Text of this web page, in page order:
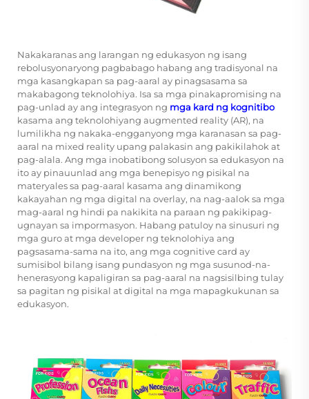
Nakakaranas ang larangan ng edukasyon ng isang
rebolusyonaryong pagbabago habang ang tradisyonal na
mga kasangkapan sa pag-aaral ay pinagsasama sa
makabagong teknolohiya. Isa sa mga pinakapromising na
pag-unlad ay ang integrasyon ng mga kard ng kognitibo
kasama ang teknolohiyang augmented reality (AR), na
lumilikha ng nakaka-engganyong mga karanasan sa pag-
aaral na mixed reality upang palakasin ang pakikilahok at
pag-alala. Ang mga inobatibong solusyon sa edukasyon na
ito ay pinauunlad ang mga benepisyo ng pisikal na
materyales sa pag-aaral kasama ang dinamikong
kakayahan ng mga digital na overlay, na nag-aalok sa mga
mag-aaral ng hindi pa nakikita na paraan ng pakikipag-
ugnayan sa impormasyon. Habang patuloy na sinusuri ng
mga guro at mga developer ng teknolohiya ang
pagsasama-sama na ito, ang mga cognitive card ay
sumisibol bilang isang pundasyon ng mga susunod-na-
henerasyong kapaligiran sa pag-aaral na nagsisilbing tulay
sa pagitan ng pisikal at digital na mga mapagkukunan sa
edukasyon.